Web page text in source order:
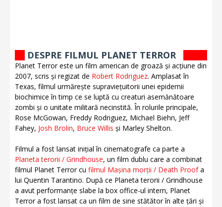
DESPRE FILMUL PLANET TERROR
Planet Terror este un film american de groază și acțiune din
2007, scris și regizat de Robert Rodriguez. Amplasat în
Texas, filmul urmărește supraviețuitorii unei epidemii
biochimice în timp ce se luptă cu creaturi asemănătoare
zombi și o unitate militară necinstită. În rolurile principale,
Rose McGowan, Freddy Rodriguez, Michael Biehn, Jeff
Fahey, Josh Brolin, Bruce Willis și Marley Shelton.
Filmul a fost lansat inițial în cinematografe ca parte a
Planeta terorii / Grindhouse, un film dublu care a combinat
filmul Planet Terror cu filmul Mașina morții / Death Proofa
lui Quentin Tarantino. După ce Planeta terorii / Grindhouse
a avut performanțe slabe la box office-ul intern, Planet
Terror a fost lansat ca un film de sine stătător în alte țări și